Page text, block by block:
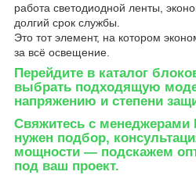
работа светодиодной ленты,
долгий срок службы.
Это тот элемент, на котором
за всё освещение.
Перейдите в каталог
выбрать подходящую
напряжению и степени
Свяжитесь с менеджерами
нужен подбор,
мощности — подскажем
под ваш проект.